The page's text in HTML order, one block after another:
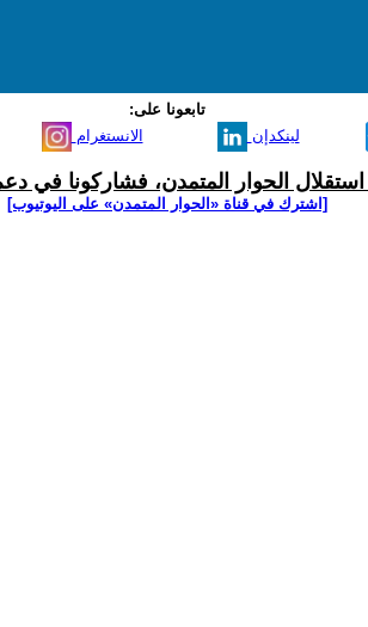
تابعونا على:
الانستغرام لينكدإن
الحوار المتمدن، فشاركونا في
[اشترك في قناة ‫«الحوار المتمدن» على اليوتيوب]